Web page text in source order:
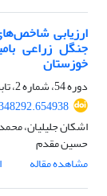
ارزیابی
خوزستان
دوره 54، شماره 2، تابستان 1402، صفحه
اشکان جلیلیان،
حسین مقدم
مشاهده مقاله